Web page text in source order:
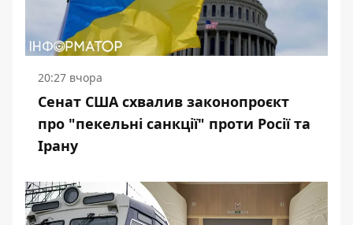
20:27 вчора
Сенат США схвалив законопроєкт
про "пекельні санкції" проти Росії та
Ірану